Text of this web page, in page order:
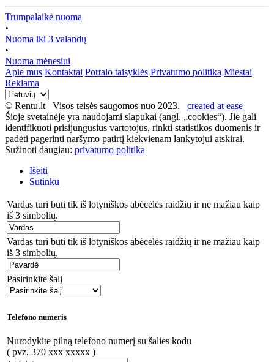
Trumpalaikė nuoma
•
Nuoma iki 3 valandų
•
Nuoma mėnesiui
Apie mus Kontaktai Portalo taisyklės Privatumo politika Miestai
Reklama
© Rentu.lt Visos teisės saugomos nuo 2023. created at ease
Šioje svetainėje yra naudojami slapukai (angl. „cookies“). Jie gali
identifikuoti prisijungusius vartotojus, rinkti statistikos duomenis ir
padėti pagerinti naršymo patirtį kiekvienam lankytojui atskirai.
Sužinoti daugiau: privatumo politika
Išeiti
Sutinku
Vardas turi būti tik iš lotyniškos abėcėlės raidžių ir ne mažiau kaip
iš 3 simbolių.
Vardas turi būti tik iš lotyniškos abėcėlės raidžių ir ne mažiau kaip
iš 3 simbolių.
Pasirinkite šalį
Telefono numeris
Nurodykite pilną telefono numerį su šalies kodu
( pvz. 370 xxx xxxxx )